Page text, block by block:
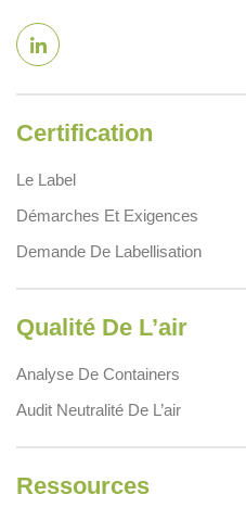
Certification
Le Label
Démarches Et Exigences
Demande De Labellisation
Qualité De L’air
Analyse De Containers
Audit Neutralité De L’air
Ressources